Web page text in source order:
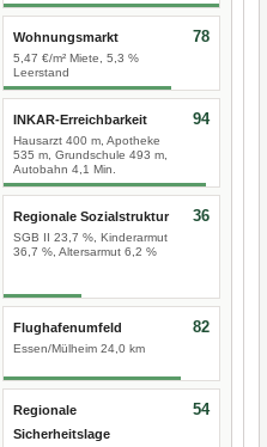
Wohnungsmarkt
5,47 €/m² Miete, 5,3 %
Leerstand
78
INKAR-Erreichbarkeit
Hausarzt 400 m, Apotheke
535 m, Grundschule 493 m,
Autobahn 4,1 Min.
94
Regionale Sozialstruktur
SGB II 23,7 %, Kinderarmut
36,7 %, Altersarmut 6,2 %
36
Flughafenumfeld
Essen/Mülheim 24,0 km
82
Regionale
Sicherheitslage
54